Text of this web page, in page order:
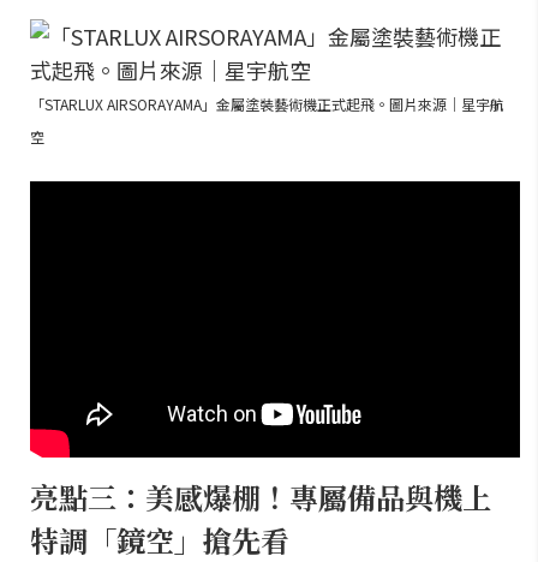
「STARLUX AIRSORAYAMA」金屬塗裝藝術機正式起飛。圖片來源｜星宇航
空
亮點三：美感爆棚！專屬備品與機上
特調「鏡空」搶先看